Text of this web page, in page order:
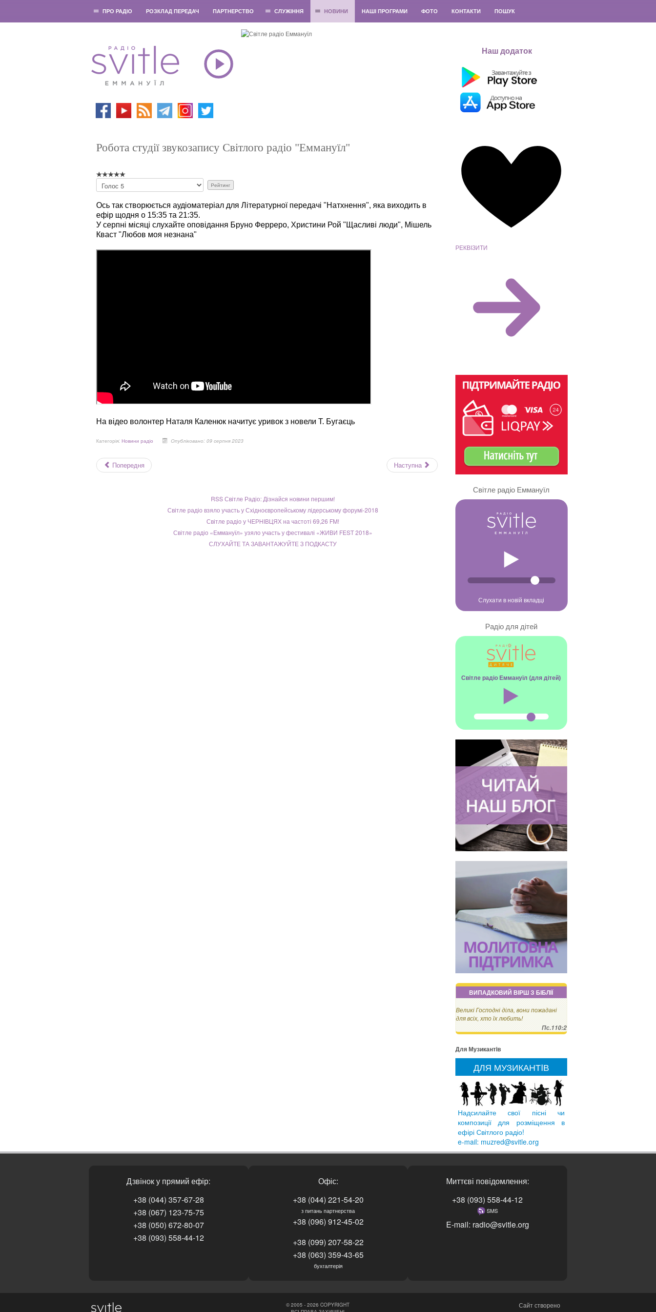
ПРО РАДІО РОЗКЛАД ПЕРЕДАЧ ПАРТНЕРСТВО СЛУЖІННЯ НОВИНИ НАШІ ПРОГРАМИ ФОТО КОНТАКТИ ПОШУК
Наш додаток
Робота студії звукозапису Світлого радіо "Еммануїл"
Б
у
д
ь
л
а
с
а
Ось так створюється аудіоматеріал для Літературної передачі "Натхнення", яка виходить в
ефір щодня о 15:35 та 21:35.
У серпні місяці слухайте оповідання Бруно Ферреро, Христини Рой "Щасливі люди", Мішель
Кваст "Любов моя незнана"
На відео волонтер Наталя Каленюк начитує уривок з новели Т. Бугаєць
Категорія: Новини радіо Опубліковано: 09 серпня 2023
Попередня Наступна
RSS Світле Радіо: Дізнайся новини першим!
Світле радіо взяло участь у Східноєвропейському лідерському форумі-2018
Світле радіо у ЧЕРНІВЦЯХ на частоті 69,26 FM!
Світле радіо «Еммануїл» узяло участь у фестивалі «ЖИВИ FEST 2018»
СЛУХАЙТЕ ТА ЗАВАНТАЖУЙТЕ З ПОДКАСТУ
РЕКВІЗИТИ
Світле радіо Еммануїл
Слухати в новій вкладці
Радіо для дітей
Світле радіо Еммануїл (для дітей)
ВИПАДКОВИЙ ВІРШ З БІБЛІЇ
Великі Господні діла, вони пожадані
для всіх, хто їх любить!
Пс.110:2
Для Музикантiв
ДЛЯ МУЗИКАНТIВ
Надсилайте свої пісні чи
композиції для розміщення в
ефірі Світлого радіо!
e-mail: muzred@svitle.org
Дзвінок у прямий ефір:
+38 (044) 357-67-28
+38 (067) 123-75-75
+38 (050) 672-80-07
+38 (093) 558-44-12
Офіс:
+38 (044) 221-54-20
з питань партнерства
+38 (096) 912-45-02
+38 (099) 207-58-22
+38 (063) 359-43-65
бухгалтерія
Миттєві повідомлення:
+38 (093) 558-44-12
SMS
E-mail: radio@svitle.org
Сайт створено
© 2005 - 2026 COPYRIGHT